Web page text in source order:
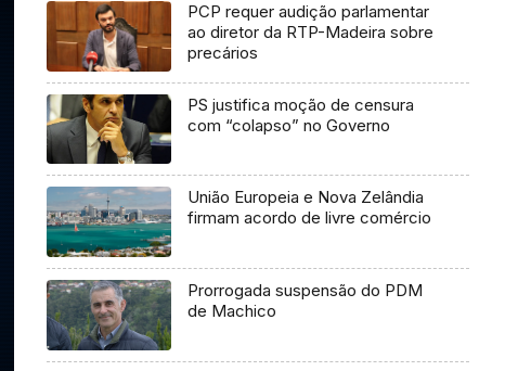
PCP requer audição parlamentar
ao diretor da RTP-Madeira sobre
precários
PS justifica moção de censura
com “colapso” no Governo
União Europeia e Nova Zelândia
firmam acordo de livre comércio
Prorrogada suspensão do PDM
de Machico